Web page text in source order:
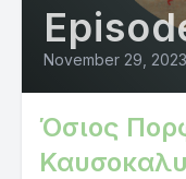
November 29, 2023
Όσιος